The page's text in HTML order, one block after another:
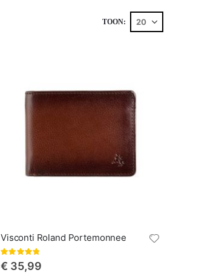
TOON
Visconti Roland Portemonnee
Waardering:
€ 35,99